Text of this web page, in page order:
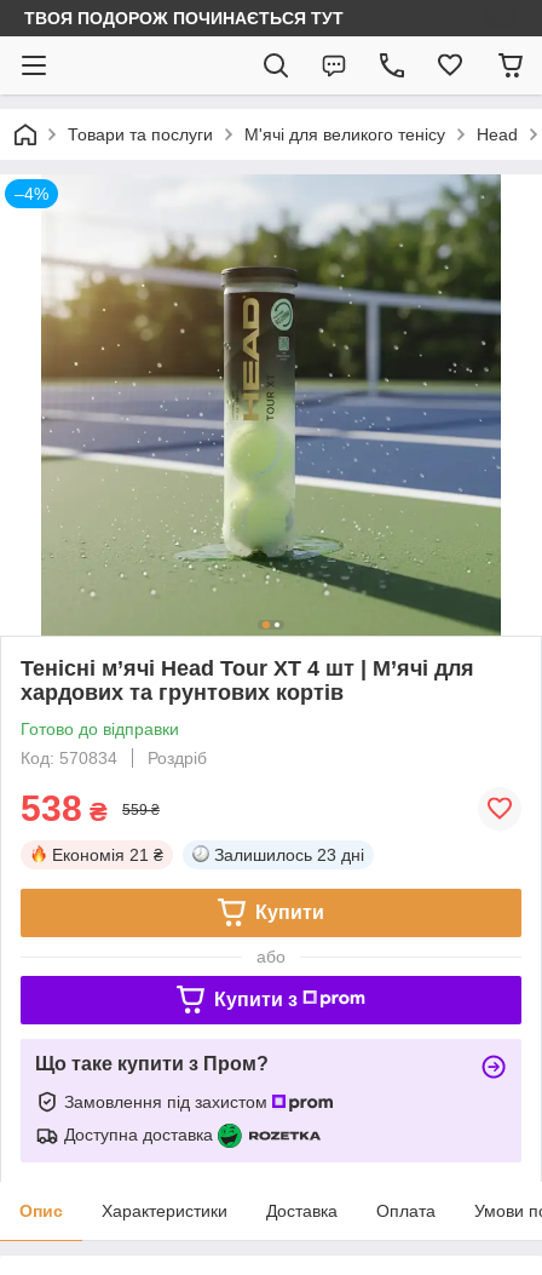
ТВОЯ ПОДОРОЖ ПОЧИНАЄТЬСЯ ТУТ
Товари та послуги М'ячі для великого тенісу Head
–4%
Тенісні м’ячі Head Tour XT 4 шт | М’ячі для
хардових та грунтових кортів
Готово до відправки
Код: 570834
Роздріб
538 ₴ 559 ₴
Економія 21 ₴ Залишилось 23 дні
Купити
або
Купити з
Що таке купити з Пром?
Замовлення під захистом
Доступна доставка
Опис Характеристики Доставка Оплата Умови